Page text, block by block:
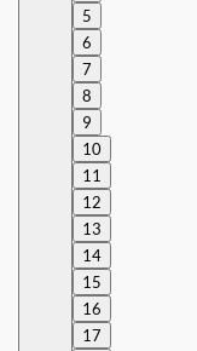
5
6
7
8
9
10
11
12
13
14
15
16
17